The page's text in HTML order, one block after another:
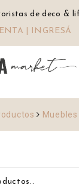
de deco &
| INGRESÁ
Muebles